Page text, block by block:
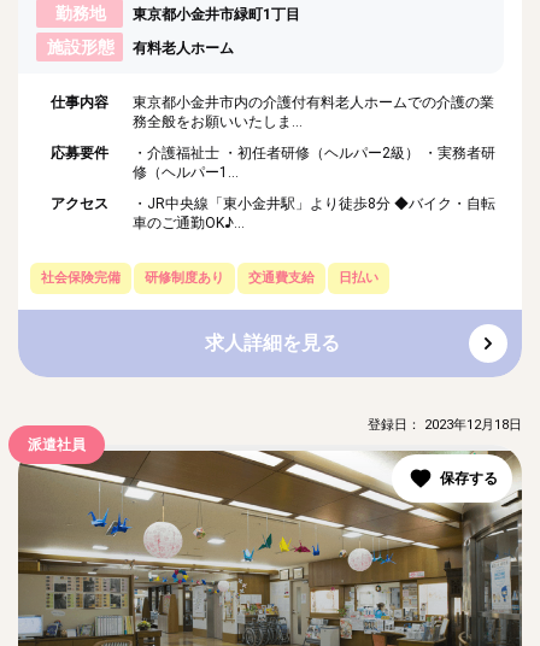
勤務地
東京都小金井市緑町1丁目
施設形態 有料老人ホーム
仕事内容
東京都小金井市内の介護付有料老人ホームでの介護の業
務全般をお願いいたしま...
応募要件
・介護福祉士 ・初任者研修（ヘルパー2級） ・実務者研
修（ヘルパー1...
アクセス
・JR中央線「東小金井駅」より徒歩8分 ◆バイク・自転
車のご通勤OK♪...
社会保険完備 研修制度あり 交通費支給 日払い
求人詳細を見る
派遣社員
登録日： 2023年12月18日